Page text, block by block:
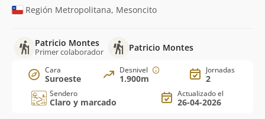
Región Metropolitana, Mesoncito
Patricio Montes
Primer colaborador Patricio Montes
Cara
Suroeste
Desnivel
1.900m
Jornadas
2
Sendero
Claro y marcado
Actualizado el
26-04-2026